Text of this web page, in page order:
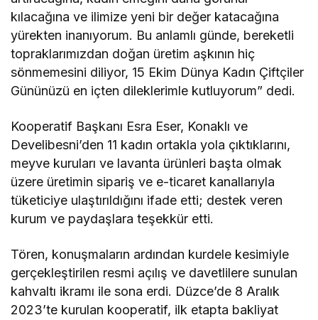
kılacağına ve ilimize yeni bir değer katacağına
yürekten inanıyorum. Bu anlamlı günde, bereketli
topraklarımızdan doğan üretim aşkının hiç
sönmemesini diliyor, 15 Ekim Dünya Kadın Çiftçiler
Gününüzü en içten dileklerimle kutluyorum” dedi.
Kooperatif Başkanı Esra Eser, Konaklı ve
Develibesni’den 11 kadın ortakla yola çıktıklarını,
meyve kuruları ve lavanta ürünleri başta olmak
üzere üretimin sipariş ve e-ticaret kanallarıyla
tüketiciye ulaştırıldığını ifade etti; destek veren
kurum ve paydaşlara teşekkür etti.
Tören, konuşmaların ardından kurdele kesimiyle
gerçekleştirilen resmi açılış ve davetlilere sunulan
kahvaltı ikramı ile sona erdi. Düzce’de 8 Aralık
2023’te kurulan kooperatif, ilk etapta bakliyat